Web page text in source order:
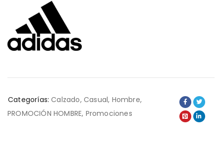
Categorías: Calzado,Casual, Hombre,
PROMOCIÓN HOMBRE, Promociones